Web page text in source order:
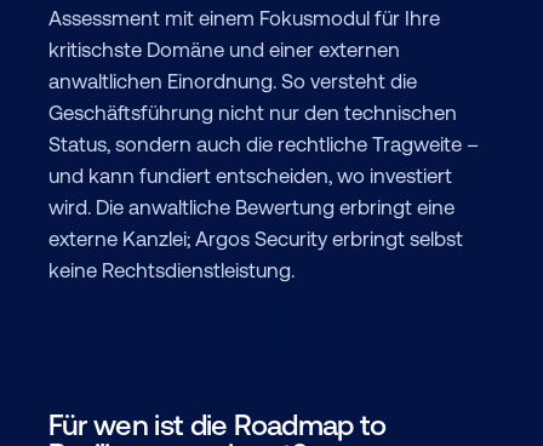
Assessment mit einem Fokusmodul für Ihre
kritischste Domäne und einer externen
anwaltlichen Einordnung. So versteht die
Geschäftsführung nicht nur den technischen
Status, sondern auch die rechtliche Tragweite –
und kann fundiert entscheiden, wo investiert
wird. Die anwaltliche Bewertung erbringt eine
externe Kanzlei; Argos Security erbringt selbst
keine Rechtsdienstleistung.
Für wen ist die Roadmap to